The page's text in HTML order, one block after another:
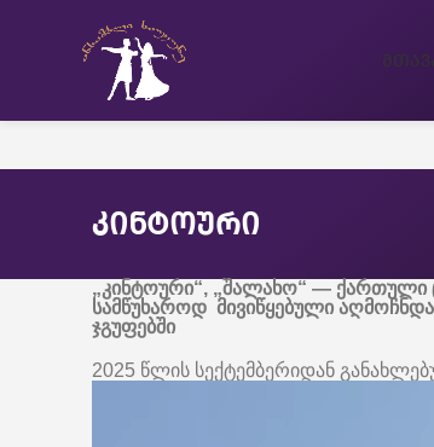
კინტოური
„კინტოური“, „შალახო“ — ქართული
სამწუხაროდ მივიწყებული
ჯგუფებში
2025 წლის სექტემბერიდან